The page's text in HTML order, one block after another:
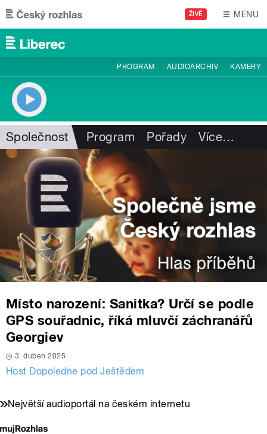
Přejít k hlavnímu obsahu
ŽIVĚ MENU
PROGRAM AUDIOARCHIV KAMERY
Společnost Program Pořady Více…
Místo narození: Sanitka? Určí se podle
GPS souřadnic, říká mluvčí záchranářů
Georgiev
3. duben 2025
Host Dopoledne pod Ještědem
Největší audioportál na českém internetu